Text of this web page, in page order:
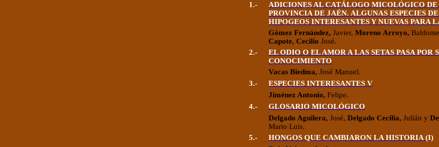
1.-
ADICIONES AL CATÁLOGO MICOLÓGICO
PROVINCIA DE JAÉN. ALGUNAS ESPECIES
HIPOGEOS INTERESANTES Y NUEVAS PARA
Gómez Fernández, Javier, Moreno Arroyo,
Capote, Cecilio José.
2.-
EL ODIO O EL AMOR A LAS SETAS PASA POR
CONOCIMIENTO
Vacas Biedma, José Manuel.
3.-
ESPECIES INTERESANTES V
Jiménez Antonio, Felipe.
4.-
GLOSARIO MICOLÓGICO
Delgado Aguilera, José, Delgado Cecilia, Julián y
Mario Luis.
5.-
HONGOS QUE CAMBIARON LA HISTORIA (I)